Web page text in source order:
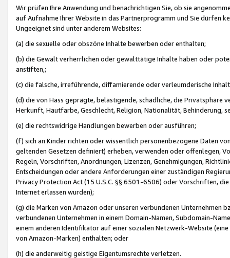
Wir prüfen Ihre Anwendung und benachrichtigen Sie, ob sie
auf Aufnahme Ihrer Website in das Partnerprogramm und Sie dürfen
Ungeeignet sind unter anderem Websites:
(a) die sexuelle oder obszöne Inhalte bewerben oder enthalten;
(b) die Gewalt verherrlichen oder gewalttätige Inhalte haben oder
anstiften,;
(c) die falsche, irreführende, diffamierende oder verleumderische
(d) die von Hass geprägte, belästigende, schädliche, die Privatsphäre
Herkunft, Hautfarbe, Geschlecht, Religion, Nationalität, Behinderung,
(e) die rechtswidrige Handlungen bewerben oder ausführen;
(f) sich an Kinder richten oder wissentlich personenbezogene Daten
geltenden Gesetzen definiert) erheben, verwenden oder offenlegen,
Regeln, Vorschriften, Anordnungen, Lizenzen, Genehmigungen,
Entscheidungen oder andere Anforderungen einer zuständigen
Privacy Protection Act (15 U.S.C. §§ 6501-6506) oder Vorschriften,
Internet erlassen wurden);
(g) die Marken von Amazon oder unseren verbundenen Unternehmen
verbundenen Unternehmen in einem Domain-Namen, Subdomain-
einem anderen Identifikator auf einer sozialen Netzwerk-Website
von Amazon-Marken) enthalten; oder
(h) die anderweitig geistige Eigentumsrechte verletzen.